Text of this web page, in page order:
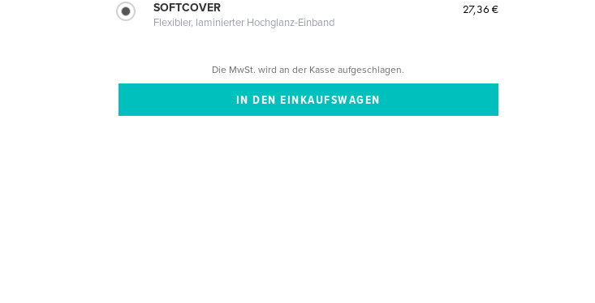
SOFTCOVER
Flexibler, laminierter Hochglanz-Einband
27,36 €
Die MwSt. wird an der Kasse aufgeschlagen.